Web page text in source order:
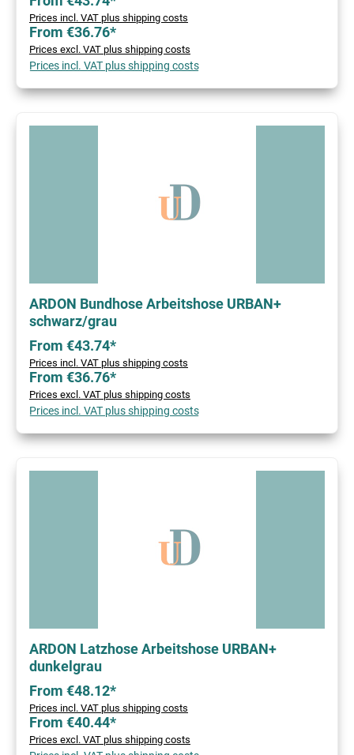
Prices incl. VAT plus shipping costs
From €36.76*
Prices excl. VAT plus shipping costs
Prices incl. VAT plus shipping costs
ARDON Bundhose Arbeitshose URBAN+
schwarz/grau
From €43.74*
Prices incl. VAT plus shipping costs
From €36.76*
Prices excl. VAT plus shipping costs
Prices incl. VAT plus shipping costs
ARDON Latzhose Arbeitshose URBAN+
dunkelgrau
From €48.12*
Prices incl. VAT plus shipping costs
From €40.44*
Prices excl. VAT plus shipping costs